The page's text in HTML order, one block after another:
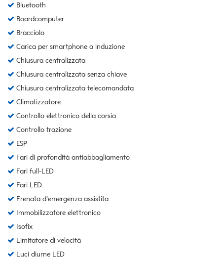
Bluetooth
Boardcomputer
Bracciolo
Carica per smartphone a induzione
Chiusura centralizzata
Chiusura centralizzata senza chiave
Chiusura centralizzata telecomandata
Climatizzatore
Controllo elettronico della corsia
Controllo trazione
ESP
Fari di profondità antiabbagliamento
Fari full-LED
Fari LED
Frenata d'emergenza assistita
Immobilizzatore elettronico
Isofix
Limitatore di velocità
Luci diurne LED